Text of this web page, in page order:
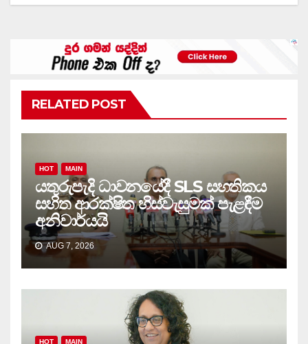
RELATED POST
HOT MAIN
යතුරුපැදි ධාවනයේදී SLS සහතිකය
සහිත ආරක්ෂිත හිස්වැසුමක් පැළඳීම
අනිවාර්යයි
AUG 7, 2026
HOT MAIN